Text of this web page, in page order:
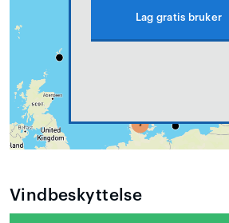
Lag gratis bruker
Vindbeskyttelse